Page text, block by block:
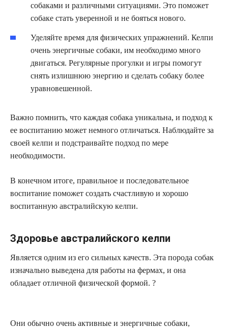
собаками и различными ситуациями. Это поможет
собаке стать уверенной и не бояться нового.
Уделяйте время для физических упражнений. Келпи
очень энергичные собаки, им необходимо много
двигаться. Регулярные прогулки и игры помогут
снять излишнюю энергию и сделать собаку более
уравновешенной.
Важно помнить, что каждая собака уникальна, и подход к
ее воспитанию может немного отличаться. Наблюдайте за
своей келпи и подстраивайте подход по мере
необходимости.
В конечном итоге, правильное и последовательное
воспитание поможет создать счастливую и хорошо
воспитанную австралийскую келпи.
Здоровье австралийского келпи
Является одним из его сильных качеств. Эта порода собак
изначально выведена для работы на фермах, и она
обладает отличной физической формой. ?
Они обычно очень активные и энергичные собаки,